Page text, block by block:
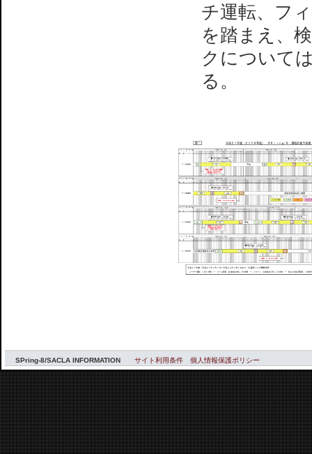
チ運転、フ
を踏まえ、
クについて
る。
SPring-8/SACLA INFORMATION サイト利用条件 個人情報保護ポリシー